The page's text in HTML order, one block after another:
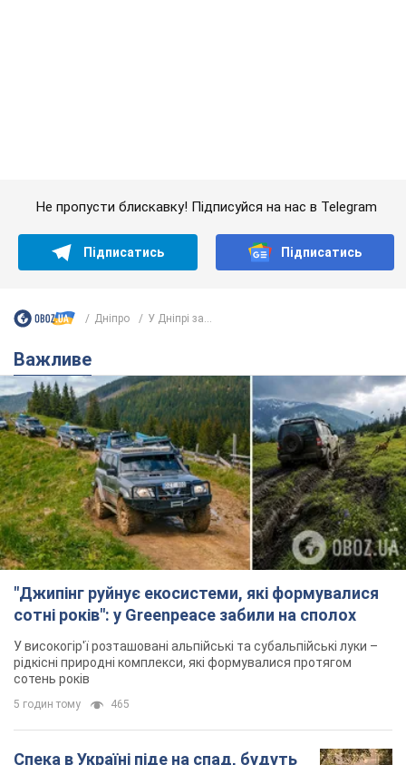
"Джипінг руйнує екосистеми, які формувалися
сотні років": у Greenpeace забили на сполох
У високогір'ї розташовані альпійські та субальпійські луки –
рідкісні природні комплекси, які формувалися протягом
сотень років
5 годин тому 465
Спека в Україні піде на спад, будуть
грози: синоптики дали прогноз, коли
чекати зміни погоди
Зовсім скоро спека поступово відступить
5.08.2026 14:59 5,6 т.
"Чи, може, я залякана з дитинства?"
Олена Зарецька – про вбивство